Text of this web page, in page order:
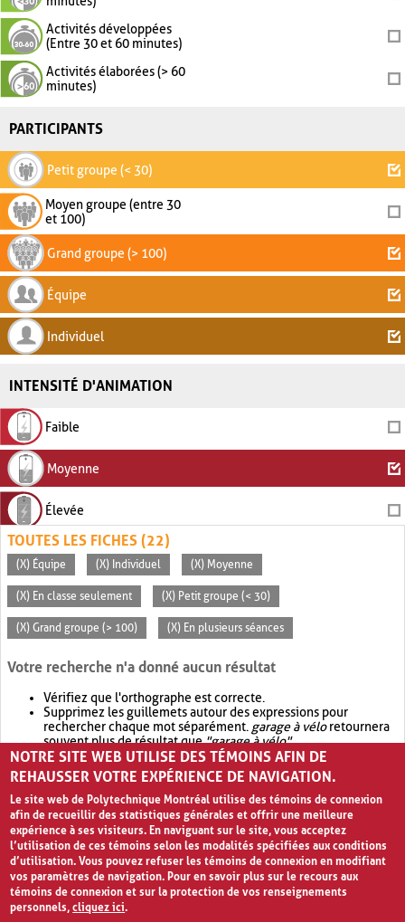
Activités développées
(Entre 30 et 60 minutes)
Activités élaborées (> 60
minutes)
PARTICIPANTS
Petit groupe (< 30)
Moyen groupe (entre 30
et 100)
Grand groupe (> 100)
Équipe
Individuel
INTENSITÉ D'ANIMATION
Faible
Moyenne
Élevée
TOUTES LES FICHES (22)
(X) Équipe (X) Individuel (X) Moyenne
(X) En classe seulement (X) Petit groupe (< 30)
(X) Grand groupe (> 100) (X) En plusieurs séances
Votre recherche n'a donné aucun résultat
Vérifiez que l'orthographe est correcte.
Supprimez les guillemets autour des expressions pour
rechercher chaque mot séparément. garage à véloretournera
souvent plus de résultat que"garage à vélo".
Envisagez d'élargir votre recherche avec OR.garage OR vélo
retournera souvent plus de résultat quegarage à vélo
NOTRE SITE WEB UTILISE DES TÉMOINS AFIN DE
REHAUSSER VOTRE EXPÉRIENCE DE NAVIGATION.
Le site web de Polytechnique Montréal utilise des témoins de connexion
afin de recueillir des statistiques générales et offrir une meilleure
expérience à ses visiteurs. En naviguant sur le site, vous acceptez
l’utilisation de ces témoins selon les modalités spécifiées aux conditions
d’utilisation. Vous pouvez refuser les témoins de connexion en modifiant
vos paramètres de navigation. Pour en savoir plus sur le recours aux
témoins de connexion et sur la protection de vos renseignements
personnels,cliquez ici.